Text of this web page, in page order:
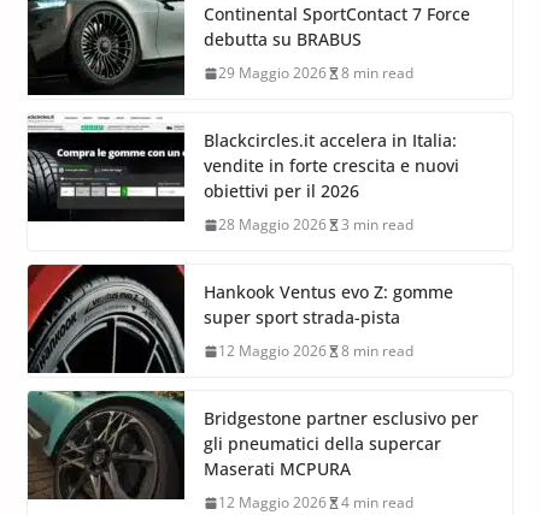
Continental SportContact 7 Force
debutta su BRABUS
29 Maggio 2026 8 min read
Blackcircles.it accelera in Italia:
vendite in forte crescita e nuovi
obiettivi per il 2026
28 Maggio 2026 3 min read
Hankook Ventus evo Z: gomme
super sport strada-pista
12 Maggio 2026 8 min read
Bridgestone partner esclusivo per
gli pneumatici della supercar
Maserati MCPURA
12 Maggio 2026 4 min read